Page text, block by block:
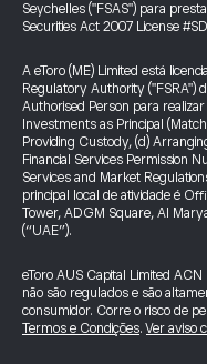
Seychelles ("FSAS") para
Securities Act 2007 License
A eToro (ME) Limited está
Regulatory Authority ("FSRA")
Authorised Person para realizar
Investments as Principal
Providing Custody, (d)
Financial Services Permission
Services and Market
principal local de atividade é
Tower, ADGM Square, Al
(“UAE”).
eToro AUS Capital Limited
não são regulados e são
consumidor. Corre o risco de
Termos e Condições.Ver aviso